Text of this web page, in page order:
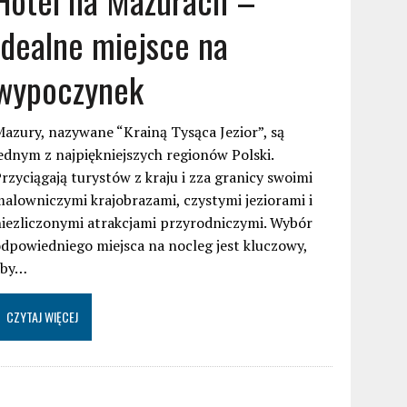
miejsce na
nazywane “Krainą Tysąca Jezior”, są
z najpiękniejszych regionów Polski.
turystów z kraju i zza granicy swoimi
krajobrazami, czystymi jeziorami i
atrakcjami przyrodniczymi. Wybór
miejsca na nocleg jest kluczowy,
CZYTAJ WIĘCEJ